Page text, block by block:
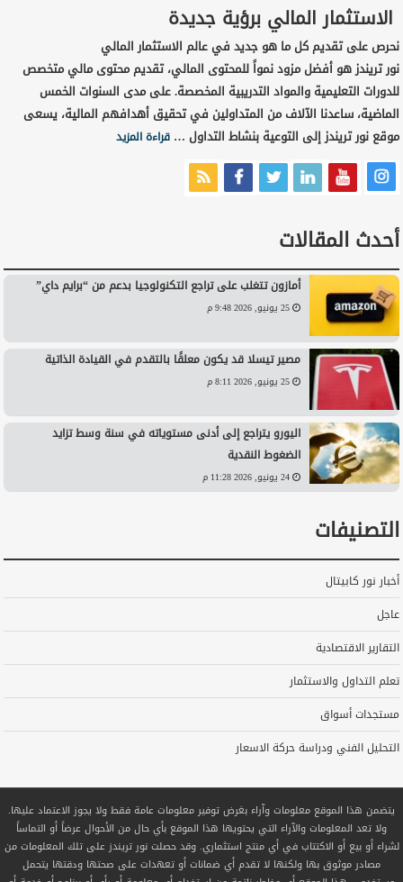
الاستثمار المالي برؤية جديدة
نحرص على تقديم كل ما هو جديد في عالم الاستثمار المالي
نور تريندز هو أفضل مزود نمواً للمحتوى المالي، تقديم محتوى مالي متخصص
للدورات التعليمية والمواد التدريبية المخصصة. على مدى السنوات الخمس
الماضية، ساعدنا الآلاف من المتداولين في تحقيق أهدافهم المالية، يسعى
موقع نور تريندز إلى التوعية بنشاط التداول …قراءة المزيد
أحدث المقالات
أمازون تتغلب على تراجع التكنولوجيا بدعم من “برايم داي”
25 يونيو, 2026 9:48 م
مصير تيسلا قد يكون معلقًا بالتقدم في القيادة الذاتية
25 يونيو, 2026 8:11 م
اليورو يتراجع إلى أدنى مستوياته في سنة وسط تزايد
الضغوط النقدية
24 يونيو, 2026 11:28 م
التصنيفات
أخبار نور كابيتال
عاجل
التقارير الاقتصادية
تعلم التداول والاستثمار
مستجدات أسواق
التحليل الفني ودراسة حركة الاسعار
يتضمن هذا الموقع معلومات وآراء بغرض توفير معلومات عامة فقط ولا يجوز الاعتماد عليها.
ولا تعد المعلومات والآراء التي يحتويها هذا الموقع بأي حال من الأحوال عرضاً أو التماساً
لشراء أو بيع أو الاكتتاب في أي منتج استثماري. وقد حصلت نور تريندز على تلك المعلومات من
مصادر موثوق بها ولكنها لا تقدم أي ضمانات أو تعهدات على صحتها ودقتها يتحمل